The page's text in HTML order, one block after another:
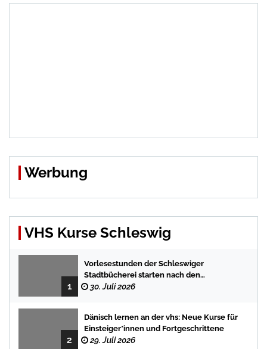
Werbung
VHS Kurse Schleswig
1
Vorlesestunden der Schleswiger
Stadtbücherei starten nach den
Sommerferien mit spannenden
30. Juli 2026
2
Dänisch lernen an der vhs: Neue Kurse für
Einsteiger*innen und Fortgeschrittene
29. Juli 2026